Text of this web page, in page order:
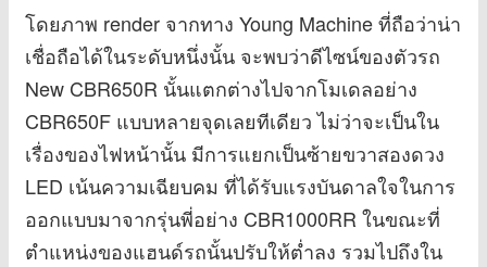
โดยภาพ render จากทาง Young Machine ที่ถือว่าน่า
เชื่อถือได้ในระดับหนึ่งนั้น จะพบว่าดีไซน์ของตัวรถ
New CBR650R นั้นแตกต่างไปจากโมเดลอย่าง
CBR650F แบบหลายจุดเลยทีเดียว ไม่ว่าจะเป็นใน
เรื่องของไฟหน้านั้น มีการแยกเป็นซ้ายขวาสองดวง
LED เน้นความเฉียบคม ที่ได้รับแรงบันดาลใจในการ
ออกแบบมาจากรุ่นพี่อย่าง CBR1000RR ในขณะที่
ตำแหน่งของแฮนด์รถนั้นปรับให้ต่ำลง รวมไปถึงใน